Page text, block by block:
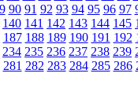
90 91 92 93 94 95 96 97
140 141 142 143 144 145
187 188 189 190 191 192
234 235 236 237 238 239
281 282 283 284 285 286